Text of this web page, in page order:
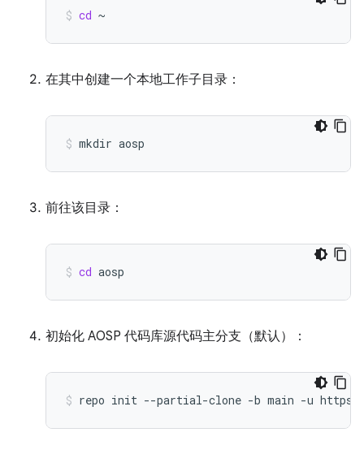
cd ~
在其中创建一个本地工作子目录：
mkdir aosp
前往该目录：
cd aosp
初始化 AOSP 代码库源代码主分支（默认）：
repo init --partial-clone -b main -u